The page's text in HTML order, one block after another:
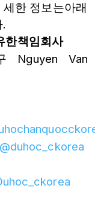
한 정보는아래
한책임회사
Nguyen Van